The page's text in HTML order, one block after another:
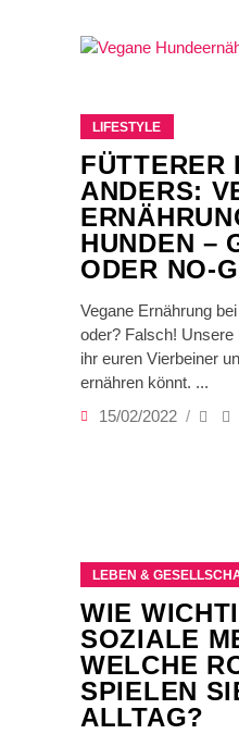
LIFESTYLE
FÜTTERER
ANDERS:
HUNDEN –
ODER NO-
Vegane Ernährung
oder? Falsch!
ihr euren Vierbeiner
ernähren könnt.
15/02/2022
LEBEN &
WIE
SOZIALE
WELCHE
SPIELEN
ALLTAG?